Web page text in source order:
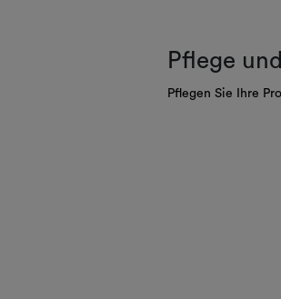
Pflege
Pflegen Sie Ihre